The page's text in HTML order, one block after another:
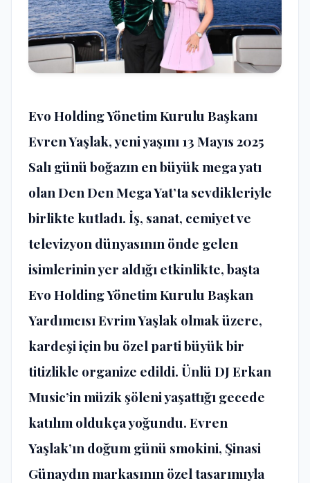
Evo Holding Yönetim Kurulu Başkanı
Evren Yaşlak, yeni yaşını 13 Mayıs 2025
Salı günü boğazın en büyük mega yatı
olan Den Den Mega Yat’ta sevdikleriyle
birlikte kutladı. İş, sanat, cemiyet ve
televizyon dünyasının önde gelen
isimlerinin yer aldığı etkinlikte, başta
Evo Holding Yönetim Kurulu Başkan
Yardımcısı Evrim Yaşlak olmak üzere,
kardeşi için bu özel parti büyük bir
titizlikle organize edildi. Ünlü DJ Erkan
Music’in müzik şöleni yaşattığı gecede
katılım oldukça yoğundu. Evren
Yaşlak’ın doğum günü smokini, Şinasi
Günaydın markasının özel tasarımıyla